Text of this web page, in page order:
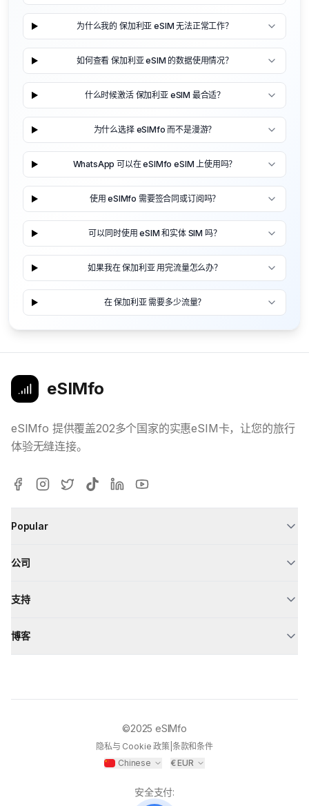
为什么我的 保加利亚 eSIM 无法正常工作？
如何查看 保加利亚 eSIM 的数据使用情况？
什么时候激活 保加利亚 eSIM 最合适？
为什么选择 eSIMfo 而不是漫游？
WhatsApp 可以在 eSIMfo eSIM 上使用吗？
使用 eSIMfo 需要签合同或订阅吗？
可以同时使用 eSIM 和实体 SIM 吗？
如果我在 保加利亚 用完流量怎么办？
在 保加利亚 需要多少流量？
eSIMfo
eSIMfo 提供覆盖202多个国家的实惠eSIM卡，让您的旅行
体验无缝连接。
Popular
公司
支持
博客
©2025 eSIMfo
隐私与 Cookie 政策| 条款和条件
Chinese
€EUR
安全支付: